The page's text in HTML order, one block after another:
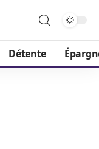
Détente